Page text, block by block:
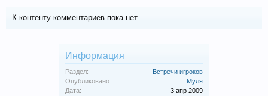
К контенту комментариев пока нет.
Информация
Раздел:
Встречи игроков
Опубликовано:
Муля
Дата:
3 апр 2009